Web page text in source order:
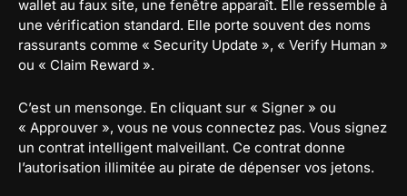
wallet au faux site, une fenêtre apparaît. Elle ressemble à
une vérification standard. Elle porte souvent des noms
rassurants comme « Security Update », « Verify Human »
ou « Claim Reward ».
C’est un mensonge. En cliquant sur « Signer » ou
« Approuver », vous ne vous connectez pas. Vous signez
un contrat intelligent malveillant. Ce contrat donne
l’autorisation illimitée au pirate de dépenser vos jetons.